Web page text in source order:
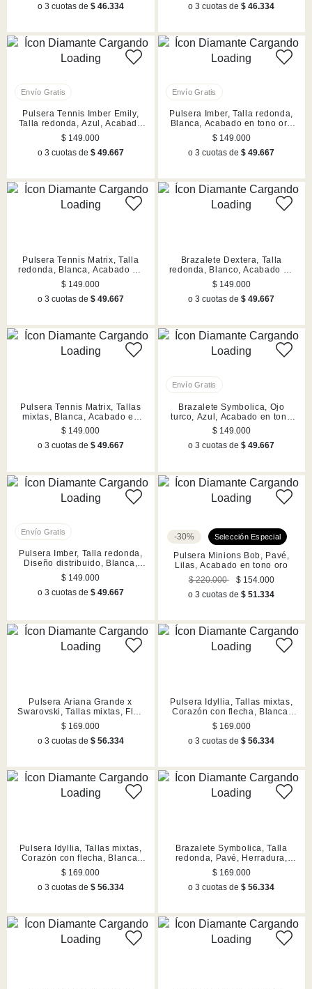
o 3 cuotas de $ 46.334
o 3 cuotas de$ 46.334
Pulsera Tennis Imber Emily,
Talla redonda, Azul, Acabado
en rodio
$ 149.000
o 3 cuotas de $ 49.667
Pulsera Imber, Talla redonda,
Blanca, Acabado en tono oro
rosa
$ 149.000
o 3 cuotas de$ 49.667
Pulsera Tennis Matrix, Talla
redonda, Blanca, Acabado en
tono oro
$ 149.000
o 3 cuotas de $ 49.667
Brazalete Dextera, Talla
redonda, Blanco, Acabado en
rodio
$ 149.000
o 3 cuotas de$ 49.667
Pulsera Tennis Matrix, Tallas
mixtas, Blanca, Acabado en
tono oro rosa
$ 149.000
o 3 cuotas de $ 49.667
Brazalete Symbolica, Ojo
turco, Azul, Acabado en tono
oro
$ 149.000
o 3 cuotas de$ 49.667
Pulsera Imber, Talla redonda,
Diseño distribuido, Blanca,
Acabado en tono oro
$ 149.000
o 3 cuotas de $ 49.667
-30%
Pulsera Minions Bob, Pavé,
Lilas, Acabado en tono oro
$ 220.000
$ 154.000
o 3 cuotas de$ 51.334
Pulsera Ariana Grande x
Swarovski, Tallas mixtas, Flor,
Lilas, Acabado en rodio
$ 169.000
o 3 cuotas de $ 56.334
Pulsera Idyllia, Tallas mixtas,
Corazón con flecha, Blanca,
Acabado en tono oro
$ 169.000
o 3 cuotas de$ 56.334
Pulsera Idyllia, Tallas mixtas,
Corazón con flecha, Blanca,
Acabado en rodio
$ 169.000
o 3 cuotas de $ 56.334
Brazalete Symbolica, Talla
redonda, Pavé, Herradura,
Azul, Acabado en rodio
$ 169.000
o 3 cuotas de$ 56.334